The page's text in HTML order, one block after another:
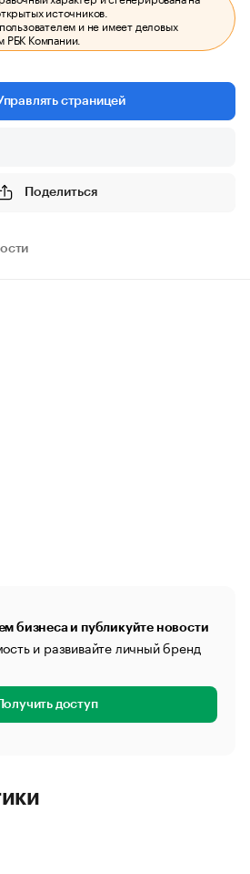
источников.
и не имеет деловых
РБК Компании.
страницей
Поделиться
бизнеса и публикуйте новости
и развивайте личный бренд
Получить доступ